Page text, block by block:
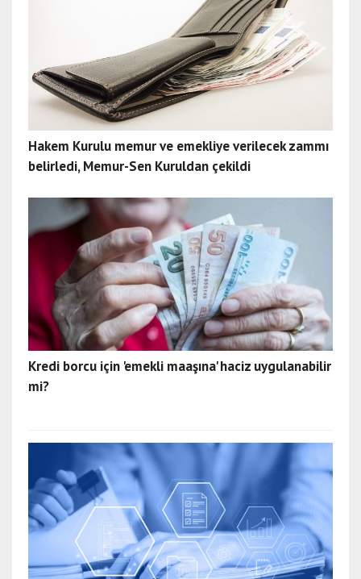
Hakem Kurulu memur ve emekliye verilecek zammı
belirledi, Memur-Sen Kuruldan çekildi
Kredi borcu için 'emekli maaşına' haciz uygulanabilir
mi?